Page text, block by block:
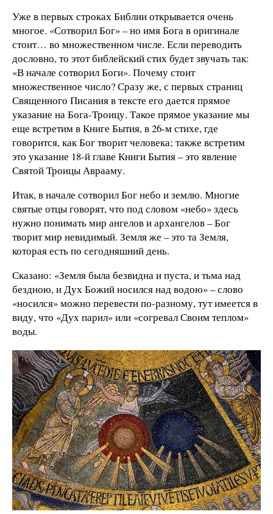
Уже в первых строках Библии открывается очень
многое. «Сотворил Бог» – но имя Бога в оригинале
стоит… во множественном числе. Если переводить
дословно, то этот библейский стих будет звучать так:
«В начале сотворил Боги». Почему стоит
множественное число? Сразу же, с первых страниц
Священного Писания в тексте его дается прямое
указание на Бога-Троицу. Такое прямое указание мы
еще встретим в Книге Бытия, в 26-м стихе, где
говорится, как Бог творит человека; также встретим
это указание 18-й главе Книги Бытия – это явление
Святой Троицы Аврааму.
Итак, в начале сотворил Бог небо и землю. Многие
святые отцы говорят, что под словом «небо» здесь
нужно понимать мир ангелов и архангелов – Бог
творит мир невидимый. Земля же – это та Земля,
которая есть по сегодняшний день.
Сказано: «Земля была безвидна и пуста, и тьма над
бездною, и Дух Божий носился над водою» – слово
«носился» можно перевести по-разному, тут имеется в
виду, что «Дух парил» или «согревал Своим теплом»
воды.